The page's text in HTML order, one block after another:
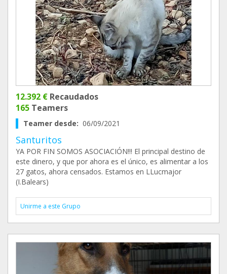
12.392 € Recaudados
165 Teamers
Teamer desde: 06/09/2021
Santuritos
YA POR FIN SOMOS ASOCIACIÓN!!! El principal destino de
este dinero, y que por ahora es el único, es alimentar a los
27 gatos, ahora censados. Estamos en LLucmajor
(I.Balears)
Unirme a este Grupo